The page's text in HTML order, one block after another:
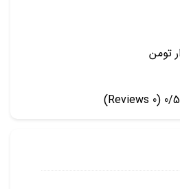
0/5
(0 Reviews)